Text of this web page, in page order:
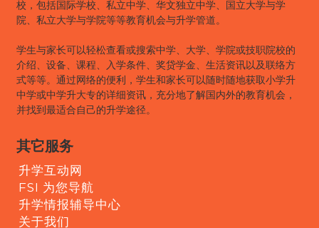
校，包括国际学校、私立中学、华文独立中学、国立大学与学
院、私立大学与学院等等教育机会与升学管道。
学生与家长可以轻松查看或搜索中学、大学、学院或技职院校的
介绍、设备、课程、入学条件、奖贷学金、生活资讯以及联络方
式等等。通过网络的便利，学生和家长可以随时随地获取小学升
中学或中学升大专的详细资讯，充分地了解国内外的教育机会，
并找到最适合自己的升学途径。
其它服务
升学互动网
FSI 为您导航
升学情报辅导中心
关于我们